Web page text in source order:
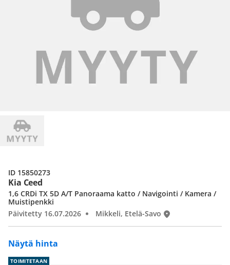
Kia Ceed
Näytä hinta
1,6 CRDi TX 5D A/T Panoraama katto / Navigointi / Kamera /
Muistipenkki
Päivitetty 16.07.2026
Mikkeli, Etelä-Savo
ID 15850273
TOIMITETAAN